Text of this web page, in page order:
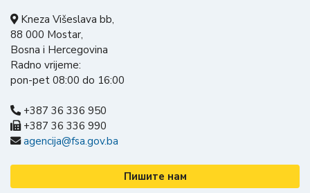
Kneza Višeslava bb,
88 000 Mostar,
Bosna i Hercegovina
Radno vrijeme:
pon-pet 08:00 do 16:00
+387 36 336 950
+387 36 336 990
agencija@fsa.gov.ba
Пишите нам